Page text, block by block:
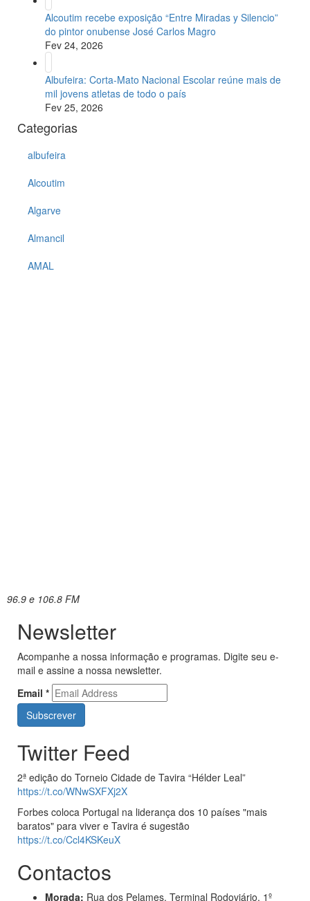
Alcoutim recebe exposição “Entre Miradas y Silencio”
do pintor onubense José Carlos Magro
Fev 24, 2026
Albufeira: Corta-Mato Nacional Escolar reúne mais de
mil jovens atletas de todo o país
Fev 25, 2026
Categorias
albufeira
Alcoutim
Algarve
Almancil
AMAL
96.9 e 106.8 FM
Newsletter
Acompanhe a nossa informação e programas. Digite seu e-
mail e assine a nossa newsletter.
Email *
Twitter Feed
2ª edição do Torneio Cidade de Tavira “Hélder Leal”
https://t.co/WNwSXFXj2X
Forbes coloca Portugal na liderança dos 10 países "mais
baratos" para viver e Tavira é sugestão
https://t.co/Ccl4KSKeuX
Contactos
Morada: Rua dos Pelames, Terminal Rodoviário, 1º